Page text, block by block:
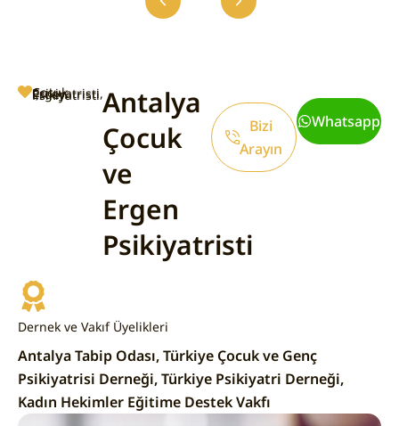
Çocuk Psikiyatristi, Ergen Psikiyatristi Antalya
Çocuk
ve
Ergen
Psikiyatristi
Bizi
Arayın
Whatsapp
Dernek ve Vakıf Üyelikleri
Antalya Tabip Odası, Türkiye Çocuk ve Genç
Psikiyatrisi Derneği, Türkiye Psikiyatri Derneği,
Kadın Hekimler Eğitime Destek Vakfı